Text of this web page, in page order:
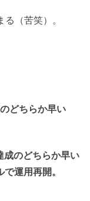
（苦笑）。
どちらか早い
のどちらか早い
運用再開。